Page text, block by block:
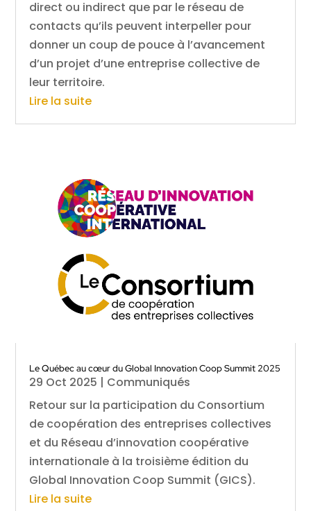
direct ou indirect que par le réseau de
contacts qu’ils peuvent interpeller pour
donner un coup de pouce à l’avancement
d’un projet d’une entreprise collective de
leur territoire.
Lire la suite
Le Québec au cœur du Global Innovation Coop Summit 2025
29 Oct 2025 | Communiqués
Retour sur la participation du Consortium
de coopération des entreprises collectives
et du Réseau d’innovation coopérative
internationale à la troisième édition du
Global Innovation Coop Summit (GICS).
Lire la suite